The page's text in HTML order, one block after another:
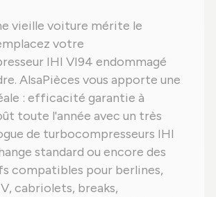
vieille voiture mérite le
votre
IHI VI94 endommagé
AlsaPièces vous apporte une
: efficacité garantie à
toute l'année avec un très
de turbocompresseurs IHI
standard ou encore des
compatibles pour berlines,
cabriolets, breaks,